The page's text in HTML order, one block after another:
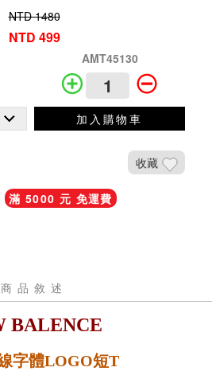
NTD 1480
NTD 499
AMT45130
加入購物車
收藏
滿 5000 元 免運費
商品敘述